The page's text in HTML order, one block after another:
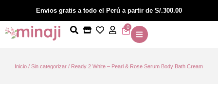
Envios gratis a todo el Perú a partir de S/.300.00
0
Inicio / Sin categorizar / Ready 2 White – Pearl & Rose Serum Body Bath Cream